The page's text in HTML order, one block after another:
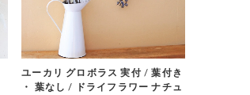
ユーカリ グロボラス 実付 / 葉付き
・ 葉なし / ドライフラワー ナチュ